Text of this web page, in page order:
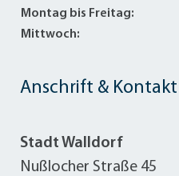
Anschrift & Kontakt
Stadt Walldorf
Nußlocher Straße 45
Montag bis Freitag:
Mittwoch: